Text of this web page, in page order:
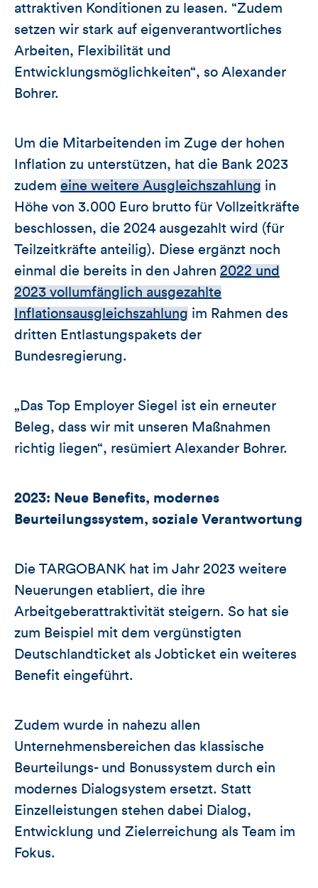
attraktiven Konditionen zu leasen. “Zudem
setzen wir stark auf eigenverantwortliches
Arbeiten, Flexibilität und
Entwicklungsmöglichkeiten“, so Alexander
Bohrer.
Um die Mitarbeitenden im Zuge der hohen
Inflation zu unterstützen, hat die Bank 2023
zudem eine weitere Ausgleichszahlung in
Höhe von 3.000 Euro brutto für Vollzeitkräfte
beschlossen, die 2024 ausgezahlt wird (für
Teilzeitkräfte anteilig). Diese ergänzt noch
einmal die bereits in den Jahren 2022 und
2023 vollumfänglich ausgezahlte
Inflationsausgleichszahlung im Rahmen des
dritten Entlastungspakets der
Bundesregierung.
„Das Top Employer Siegel ist ein erneuter
Beleg, dass wir mit unseren Maßnahmen
richtig liegen“, resümiert Alexander Bohrer.
2023: Neue Benefits, modernes
Beurteilungssystem, soziale Verantwortung
Die TARGOBANK hat im Jahr 2023 weitere
Neuerungen etabliert, die ihre
Arbeitgeberattraktivität steigern. So hat sie
zum Beispiel mit dem vergünstigten
Deutschlandticket als Jobticket ein weiteres
Benefit eingeführt.
Zudem wurde in nahezu allen
Unternehmensbereichen das klassische
Beurteilungs- und Bonussystem durch ein
modernes Dialogsystem ersetzt. Statt
Einzelleistungen stehen dabei Dialog,
Entwicklung und Zielerreichung als Team im
Fokus.